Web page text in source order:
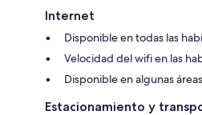
Internet
Disponible en todas las
Velocidad del wifi en las
Disponible en algunas
Estacionamiento y